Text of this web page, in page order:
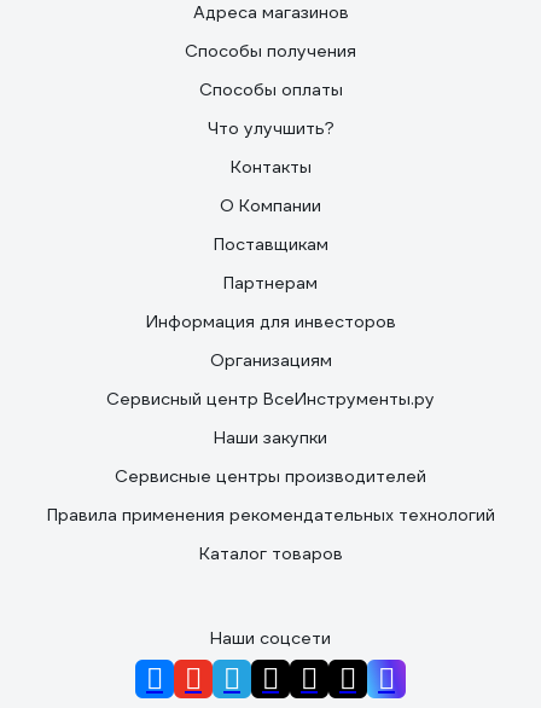
Адреса магазинов
Способы получения
Способы оплаты
Что улучшить?
Контакты
О Компании
Поставщикам
Партнерам
Информация для инвесторов
Организациям
Сервисный центр ВсеИнструменты.ру
Наши закупки
Сервисные центры производителей
Правила применения рекомендательных технологий
Каталог товаров
Наши соцсети